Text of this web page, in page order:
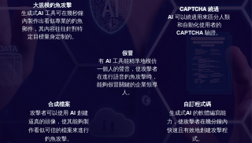
大規模釣魚攻擊
生成式AI 工具可在幾秒鐘
內製作出看似專業的釣魚
郵件，其內容往往針對特
定目標量身定制的。
假冒
有 AI 工具能精準地模仿
一個人的聲音，使攻擊者
在進行語音釣魚攻擊時，
能夠假冒關鍵的企業領導
人。
CAPTCHA 繞過
AI 可以繞過用來區分人類
和自動化使用者的
CAPTCHA 驗證。
合成檔案
攻擊者可以使用 AI 創建
逼真的頭像，使其能夠製
作看似可信的檔案來進行
釣魚攻擊。
自訂程式碼
生成式AI 的軟體編寫能
力，使攻擊者在幾分鐘內
快速且有效地創建攻擊程
式。